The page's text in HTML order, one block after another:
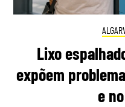
Lixo
expõem
e